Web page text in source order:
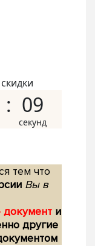
08
тем что
Вы в
документ и
другие